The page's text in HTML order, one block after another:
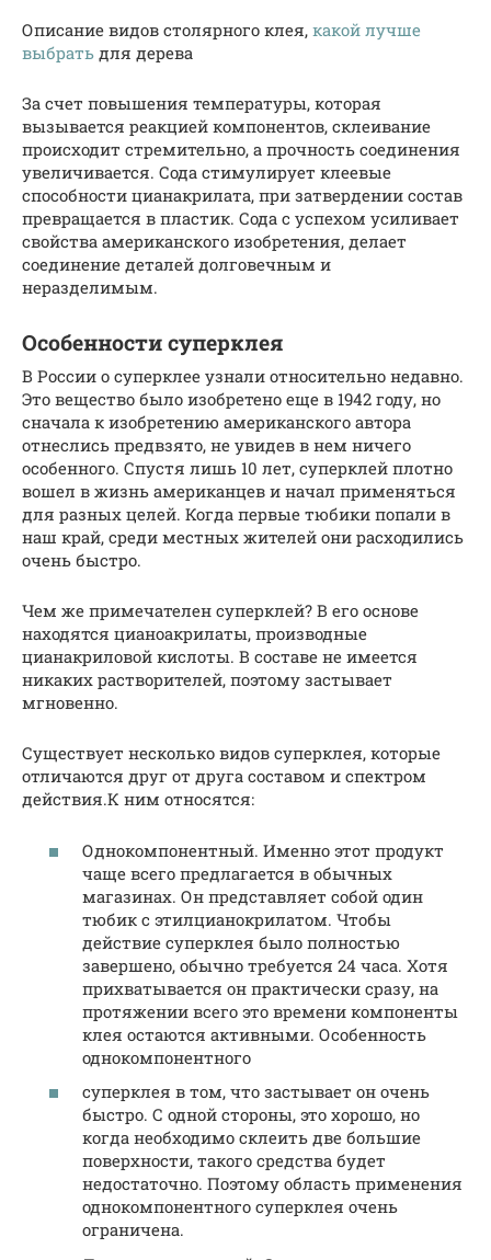
Описание видов столярного клея, какой лучше
выбрать для дерева
За счет повышения температуры, которая
вызывается реакцией компонентов, склеивание
происходит стремительно, а прочность соединения
увеличивается. Сода стимулирует клеевые
способности цианакрилата, при затвердении состав
превращается в пластик. Сода с успехом усиливает
свойства американского изобретения, делает
соединение деталей долговечным и
неразделимым.
Особенности суперклея
В России о суперклее узнали относительно недавно.
Это вещество было изобретено еще в 1942 году, но
сначала к изобретению американского автора
отнеслись предвзято, не увидев в нем ничего
особенного. Спустя лишь 10 лет, суперклей плотно
вошел в жизнь американцев и начал применяться
для разных целей. Когда первые тюбики попали в
наш край, среди местных жителей они расходились
очень быстро.
Чем же примечателен суперклей? В его основе
находятся цианоакрилаты, производные
цианакриловой кислоты. В составе не имеется
никаких растворителей, поэтому застывает
мгновенно.
Существует несколько видов суперклея, которые
отличаются друг от друга составом и спектром
действия.К ним относятся:
Однокомпонентный. Именно этот продукт
чаще всего предлагается в обычных
магазинах. Он представляет собой один
тюбик с этилцианокрилатом. Чтобы
действие суперклея было полностью
завершено, обычно требуется 24 часа. Хотя
прихватывается он практически сразу, на
протяжении всего это времени компоненты
клея остаются активными. Особенность
однокомпонентного
суперклея в том, что застывает он очень
быстро. С одной стороны, это хорошо, но
когда необходимо склеить две большие
поверхности, такого средства будет
недостаточно. Поэтому область применения
однокомпонентного суперклея очень
ограничена.